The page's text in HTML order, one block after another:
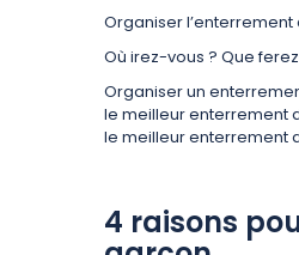
Organiser
Où irez-vous ? Que
Organiser un
le meilleur enterrement
le meilleur enterrement
4 raisons